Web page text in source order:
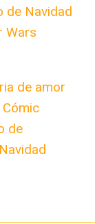
de Navidad
Wars
de amor
Cómic
de